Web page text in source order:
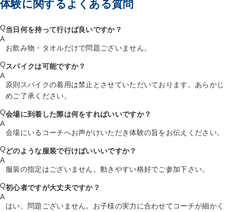
体験に関するよくある質問
Q当日何を持って行けば良いですか？
A
お飲み物・タオルだけで問題ございません。
Qスパイクは可能ですか？
A
原則スパイクの着用は禁止とさせていただいております。あらかじ
めご了承ください。
Q会場に到着した際は何をすればいいですか？
A
会場にいるコーチへお声がけいただき体験の旨をお伝えください。
Qどのような服装で行けばいいいですか？
A
服装の指定はございません。動きやすい格好でご参加下さい。
Q初心者ですが大丈夫ですか？
A
はい、問題ございません。お子様の実力に合わせてコーチが細かく